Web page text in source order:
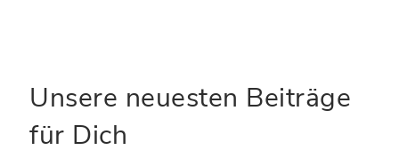
Unsere neuesten Beiträge
für Dich